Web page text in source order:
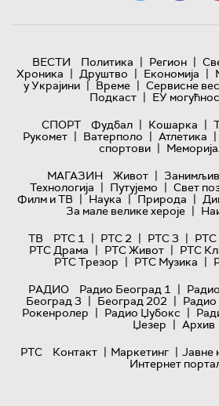
ВЕСТИ Политика | Регион |
Хроника | Друштво | Економија |
у Украјини | Време | Сервисне
Подкаст | ЕУ
СПОРТ
Фудбал | Кошарка |
Рукомет | Ватерполо | Атлетика |
спортови |
МАГАЗИН
Живот |
Технологијa | Путујемо | Свет
Филм и ТВ | Наука | Природа |
За мале велике хероје |
ТВ
РТС 1 | РТС 2 | РТС 3 | РТС
РТС Драма | РТС Живот | РТС
РТС Трезор | РТС Музика |
РАДИО
Радио Београд 1 |
Београд 3 | Београд 202 | Радио
Рокенролер | Радио Џубокс |
Џезер | Архив
РТС
Контакт | Маркетинг | Јавне
Интернет